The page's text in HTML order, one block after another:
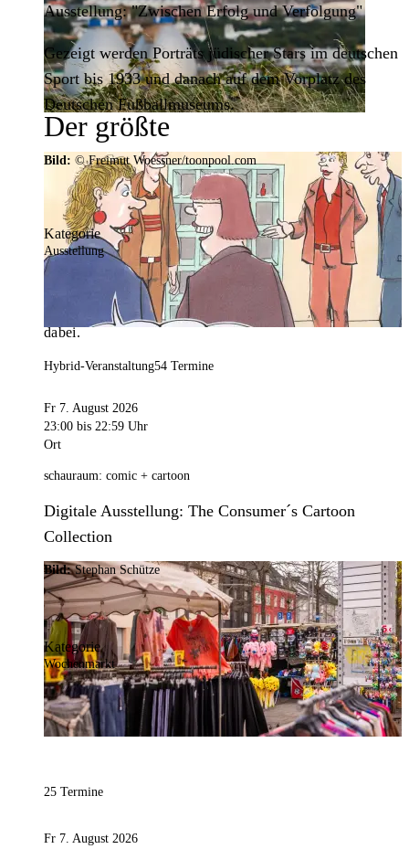
Der größte
Veranstaltungskalender der
Region
Mit weit über 4.000 Terminen ist der
Veranstaltungskalender der Stadt Dortmund der
umfangreichste der Region. Hier ist für alle was
dabei.
Ausstellung: "Zwischen Erfolg und Verfolgung"
Gezeigt werden Porträts jüdischer Stars im deutschen
Sport bis 1933 und danach auf dem Vorplatz des
Deutschen Fußballmuseums.
Bild: © Freimut Woessner/toonpool.com
Kategorie
Ausstellung
Hybrid-Veranstaltung54 Termine
Fr 7. August 2026
23:00 bis 22:59 Uhr
Ort
schauraum: comic + cartoon
Digitale Ausstellung: The Consumer´s Cartoon
Collection
Bild:Stephan Schütze
Kategorie
Wochenmarkt
25 Termine
Fr 7. August 2026